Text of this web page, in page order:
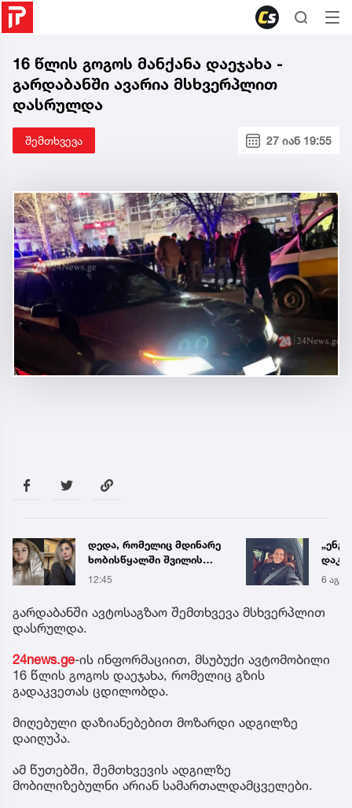
16 წლის გოგოს მანქანა დაეჯახა -
გარდაბანში ავარია მსხვერპლით
დასრულდა
შემთხვევა 27 იან 19:55
დედა, რომელიც მდინარე
ხობისწყალში შვილის
გადასარჩენად შევიდა,
გარდაცვლილი იპოვეს
12:45 6 აგვ
გარდაბანში ავტოსაგზაო შემთხვევა მსხვერპლით
დასრულდა.
24news.ge-ის ინფორმაციით, მსუბუქი ავტომობილი
16 წლის გოგოს დაეჯახა, რომელიც გზის
გადაკვეთას ცდილობდა.
მიღებული დაზიანებებით მოზარდი ადგილზე
დაიღუპა.
ამ წუთებში, შემთხვევის ადგილზე
მობილიზებულნი არიან სამართალდამცველები.